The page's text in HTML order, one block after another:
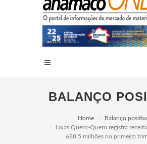
BALANÇO
Home
Balanço
Lojas Quero-Quero registra
688,5 milhões no primeiro